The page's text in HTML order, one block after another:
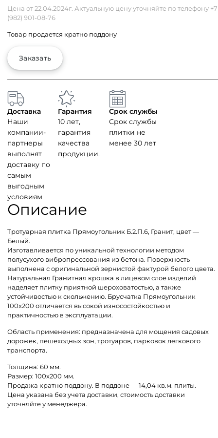
Цена от 22.04.2024г. Актуальную цену уточняйте по телефону +7
(982) 901-08-76
Товар продается кратно поддону
Заказать
Доставка
Наши
компании-
партнеры
выполнят
доставку по
самым
выгодным
условиям
Гарантия
10 лет,
гарантия
качества
продукции.
Срок службы
Срок службы
плитки не
менее 30 лет
Описание
Тротуарная плитка Прямоугольник Б.2.П.6, Гранит, цвет —
Белый.
Изготавливается по уникальной технологии методом
полусухого вибропрессования из бетона. Поверхность
выполнена с оригинальной зернистой фактурой белого цвета.
Натуральная Гранитная крошка в лицевом слое изделий
наделяет плитку приятной шероховатостью, а также
устойчивостью к скольжению. Брусчатка Прямоугольник
100х200 отличается высокой износостойкостью и
практичностью в эксплуатации.
Область применения: предназначена для мощения садовых
дорожек, пешеходных зон, тротуаров, парковок легкового
транспорта.
Толщина: 60 мм.
Размер: 100х200 мм.
Продажа кратно поддону. В поддоне — 14,04 кв.м. плиты.
Цена указана без учета доставки, стоимость доставки
уточняйте у менеджера.